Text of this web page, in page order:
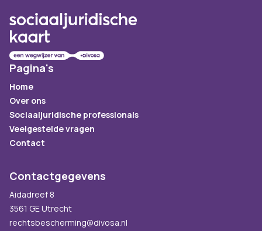
Pagina's
Home
Over ons
Sociaaljuridische professionals
Veelgestelde vragen
Contact
Contactgegevens
Aidadreef 8
3561 GE Utrecht
rechtsbescherming@divosa.nl